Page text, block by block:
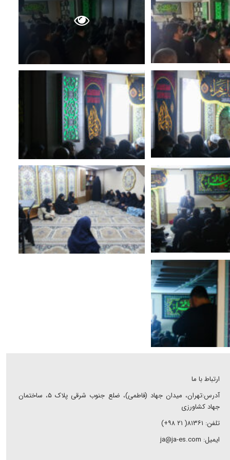
ارتباط با ما
آدرس:تهران، میدان جهاد (فاطمی)، ضلع جنوب شرقی پلاک ۵، ساختمان
جهاد کشاورزی
تلفن: ۸۱۳۶۱( ۲۱ ۹۸+)
ایمیل: ja@ja-es.com